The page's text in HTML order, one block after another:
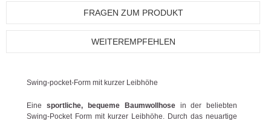
FRAGEN ZUM PRODUKT
WEITEREMPFEHLEN
Swing-pocket-Form mit kurzer Leibhöhe
Eine sportliche, bequeme Baumwollhosein der beliebten
Swing-Pocket Form mit kurzer Leibhöhe. Durch das neuartige